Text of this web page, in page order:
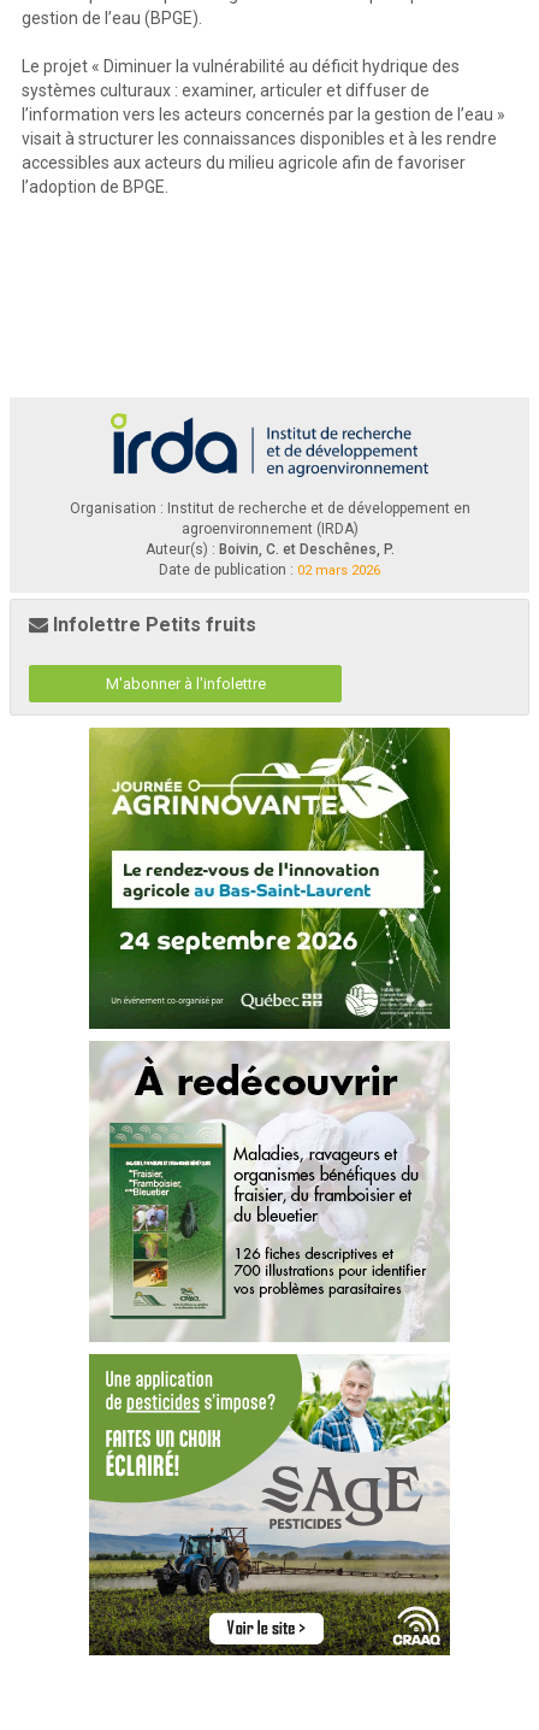
Ce rapport peut être cité comme suit :
Boivin, C. et Deschênes, P.
2026. Diminuer la vulnérabilité au déficit hydrique des systèmes culturaux : examiner, articuler et
. Rapport final. 92 pages.
© Institut de recherche et de développement en agroenvironnement inc. (IRDA
)
gestion de l’eau (BPGE).
Le projet « Diminuer la vulnérabilité au déficit hydrique des
systèmes culturaux : examiner, articuler et diffuser de
l’information vers les acteurs concernés par la gestion de l’eau »
visait à structurer les connaissances disponibles et à les rendre
accessibles aux acteurs du milieu agricole afin de favoriser
l’adoption de BPGE.
Organisation : Institut de recherche et de développement en
agroenvironnement (IRDA)
Auteur(s) : Boivin, C. et Deschênes, P.
Date de publication : 02 mars 2026
Infolettre Petits fruits
M'abonner à l'infolettre